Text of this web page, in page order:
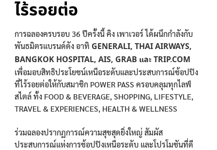
ไร้รอยต่อ
การฉลองครบรอบ 36 ปีครั้งนี้ คิง เพาเวอร์ ได้ผนึกกำลังกับ
พันธมิตรแบรนด์ดัง อาทิ GENERALI, THAI AIRWAYS,
BANGKOK HOSPITAL, AIS, GRAB และ TRIP.COM
เพื่อมอบสิทธิประโยชน์เหนือระดับและประสบการณ์ช้อปปิง
ที่ไร้รอยต่อให้กับสมาชิก POWER PASS ครอบคลุมทุกไลฟ์
สไตล์ ทั้ง FOOD & BEVERAGE, SHOPPING, LIFESTYLE,
TRAVEL & EXPERIENCES, HEALTH & WELLNESS
ร่วมฉลองปรากฏการณ์ความสุขสุดยิ่งใหญ่ สัมผัส
ประสบการณ์แห่งการช้อปปิงเหนือระดับ และโปรโมชันที่ดี